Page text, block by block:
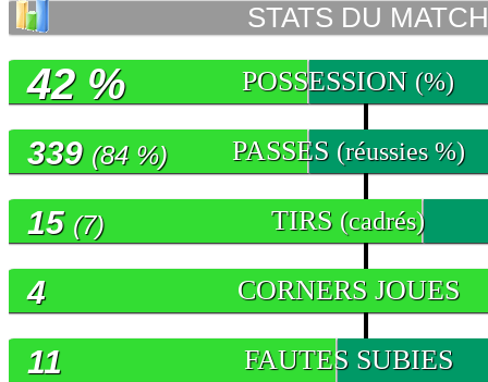
STATS DU MATCH
POSSESSION (%)
42 %
PASSES (réussies %)
339 (84 %)
TIRS (cadrés)
15 (7)
CORNERS JOUES
4
FAUTES SUBIES
11